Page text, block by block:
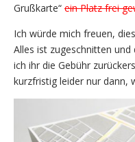
Grußkarte“ ein Platz frei
Ich würde mich freuen,
Alles ist zugeschnitten
ich ihr die Gebühr
kurzfristig leider nur dann,